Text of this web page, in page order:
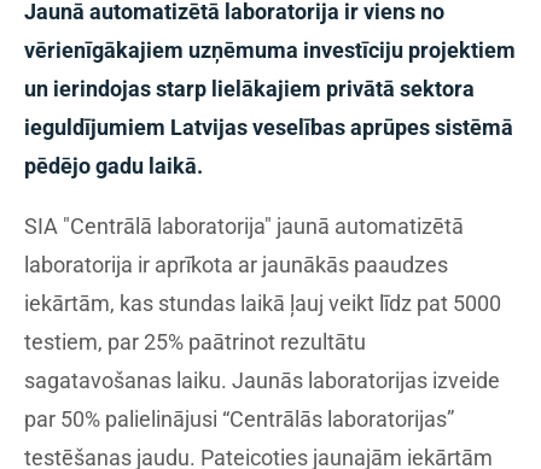
Jaunā automatizētā laboratorija ir viens no
vērienīgākajiem uzņēmuma investīciju projektiem
un ierindojas starp lielākajiem privātā sektora
ieguldījumiem Latvijas veselības aprūpes sistēmā
pēdējo gadu laikā.
SIA "Centrālā laboratorija" jaunā automatizētā
laboratorija ir aprīkota ar jaunākās paaudzes
iekārtām, kas stundas laikā ļauj veikt līdz pat 5000
testiem, par 25% paātrinot rezultātu
sagatavošanas laiku. Jaunās laboratorijas izveide
par 50% palielinājusi “Centrālās laboratorijas”
testēšanas jaudu. Pateicoties jaunajām iekārtām